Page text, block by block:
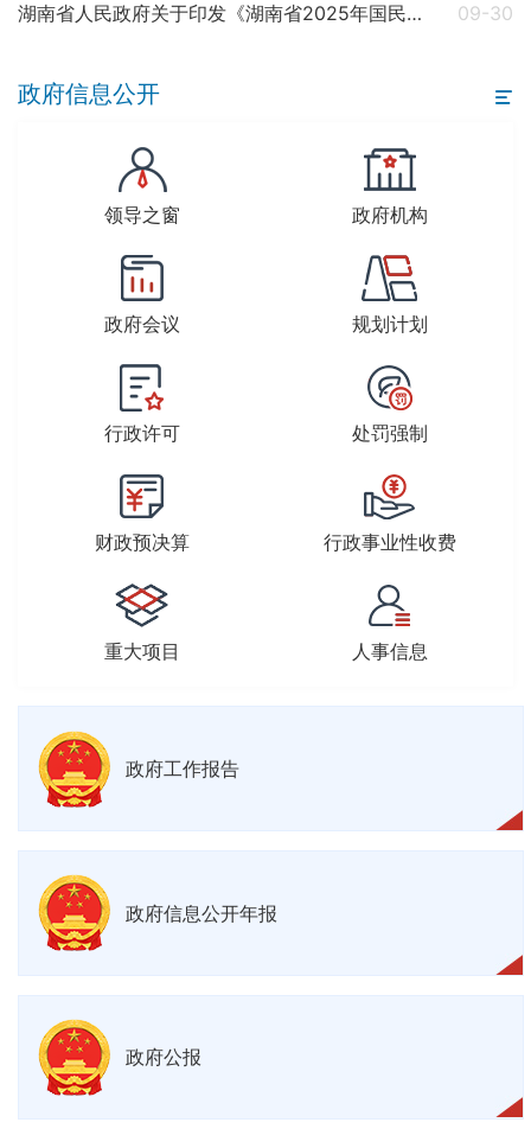
湖南省人民政府关于印发《湖南省2025年国民经济和社会发展计划》的通知 09-30
政府信息公开
领导之窗 政府机构
政府会议 规划计划
行政许可 处罚强制
财政预决算 行政事业性收费
重大项目 人事信息
政府工作报告
政府信息公开年报
政府公报